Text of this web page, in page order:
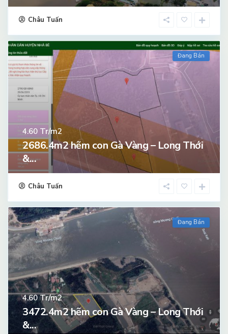
Châu Tuấn
Đang Bán
4.60 Tr/m2
2686.4m2 hẽm con Gà Vàng – Long Thới
&...
Châu Tuấn
Đang Bán
4.60Tr/m2
3472.4m2 hẽm con Gà Vàng – Long Thới
&...